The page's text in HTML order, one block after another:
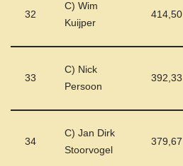
32
C) Wim
Kuijper
414,50
33
C) Nick
Persoon
392,33
34
C) Jan Dirk
Stoorvogel
379,67